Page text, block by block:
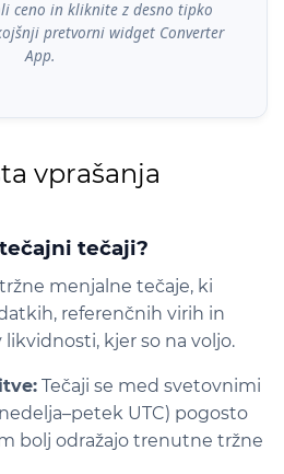
ceno in kliknite z desno tipko
pretvorni widget Converter
App.
vprašanja
tečaji?
menjalne tečaje, ki
referenčnih virih in
kjer so na voljo.
Tečaji se med svetovnimi
UTC) pogosto
bolj odražajo trenutne tržne